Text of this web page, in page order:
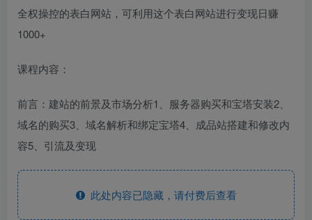
全权操控的表白网站，可利用这个表白网站进行变现日赚
1000+
课程内容：
前言：建站的前景及市场分析1、服务器购买和宝塔安装2、
域名的购买3、域名解析和绑定宝塔4、成品站搭建和修改内
容5、引流及变现
此处内容已隐藏，请付费后查看